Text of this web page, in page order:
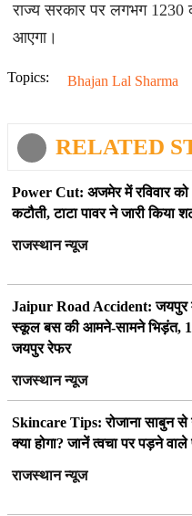
राज्य सरकार पर लगभग 1230
आएगा।
Topics: Bhajan Lal Sharma
RELATED
Power Cut: अजमेर में रविवार
कटौती, टाटा पावर ने जारी किया
राजस्थान न्यूज
Jaipur Road Accident: जयपुर में
स्कूल बस की आमने-सामने भिड़ंत,
जयपुर रेफर
राजस्थान न्यूज
Skincare Tips: रोजाना साबुन से
क्या होगा? जानें त्वचा पर पड़ने
राजस्थान न्यूज